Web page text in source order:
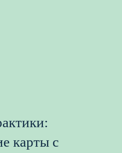
карты с